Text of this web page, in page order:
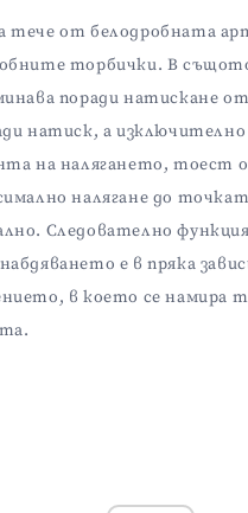
тече от белодробната
торбички. В
поради натискане
натиск, а изключително
на налягането, тоест
налягане до
Следователно
е в пряка
в което се намира